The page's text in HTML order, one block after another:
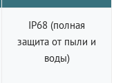
IP68 (полная
защита от пыли и
воды)